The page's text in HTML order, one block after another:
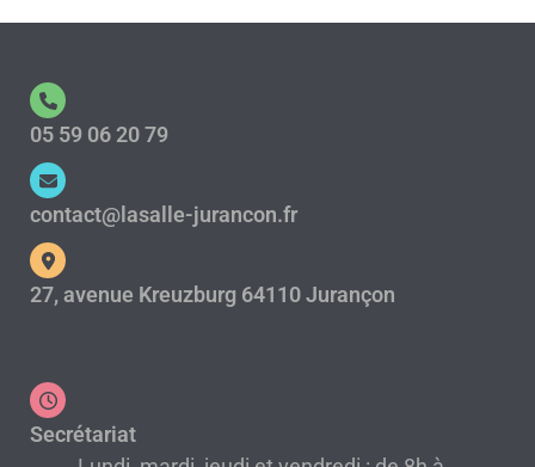
05 59 06 20 79
contact@lasalle-jurancon.fr
27, avenue Kreuzburg 64110 Jurançon
Secrétariat